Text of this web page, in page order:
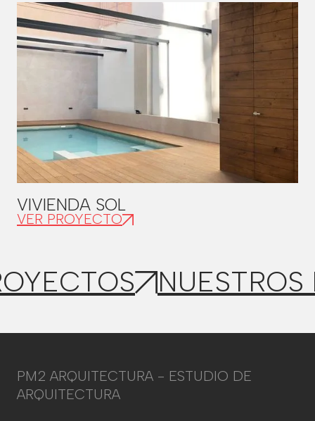
VIVIENDA SOL
VER PROYECTO
PM2 ARQUITECTURA - ESTUDIO DE
ARQUITECTURA